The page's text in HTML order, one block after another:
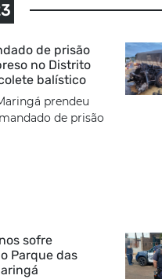
de prisão
no Distrito
balístico
prendeu
de prisão
sofre
Parque das